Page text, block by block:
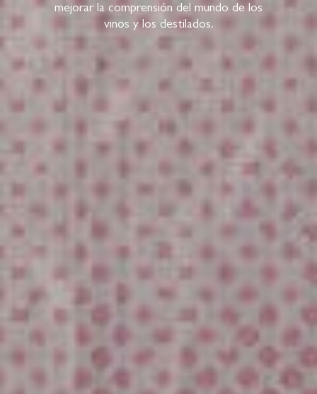
mejorar la comprensión del mundo de los
vinos y los destilados.